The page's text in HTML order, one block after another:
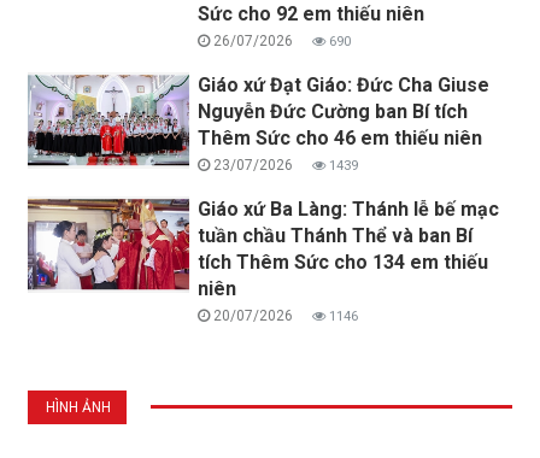
Sức cho 92 em thiếu niên
26/07/2026 690
Giáo xứ Đạt Giáo: Đức Cha Giuse
Nguyễn Đức Cường ban Bí tích
Thêm Sức cho 46 em thiếu niên
23/07/2026 1439
Giáo xứ Ba Làng: Thánh lễ bế mạc
tuần chầu Thánh Thể và ban Bí
tích Thêm Sức cho 134 em thiếu
niên
20/07/2026 1146
HÌNH ẢNH